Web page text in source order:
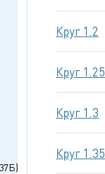
Круг 1.2
Круг 1.25
Круг 1.3
Круг 1.35